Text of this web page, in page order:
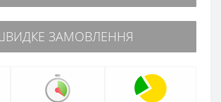
ЗАМОВЛЕННЯ